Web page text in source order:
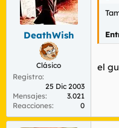
DeathWish
Clásico
Registro
25 Dic 2003
Mensajes
3.021
Reacciones
0
el